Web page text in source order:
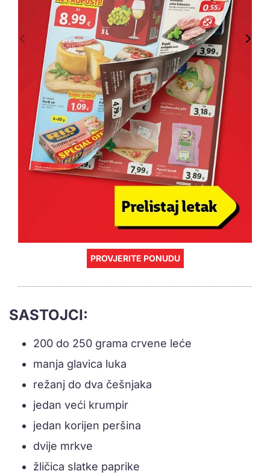
PROVJERITE PONUDU
SASTOJCI:
200 do 250 grama crvene leće
manja glavica luka
režanj do dva češnjaka
jedan veći krumpir
jedan korijen peršina
dvije mrkve
žličica slatke paprike